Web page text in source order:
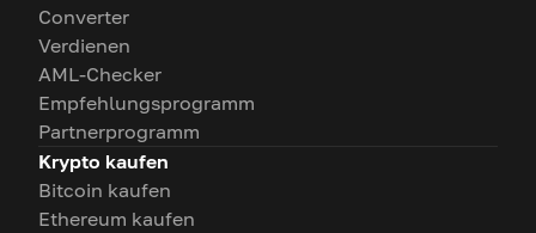
Converter
Verdienen
AML-Checker
Empfehlungsprogramm
Partnerprogramm
Krypto kaufen
Bitcoin kaufen
Ethereum kaufen